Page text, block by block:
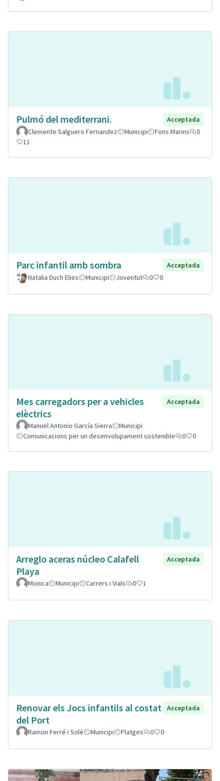
Pulmó del mediterrani.
Acceptada
Clemente Salguero Fernandez
Municipi Fons Marins
0
11
Parc infantil amb sombra
Acceptada
Natalia Duch Elies
Municipi Joventut 0 0
Mes carregadors per a vehicles
elèctrics
Acceptada
Manuel Antonio García Sierra
Municipi
Comunicacions per un desenvolupament sostenible
0 0
Arreglo aceras núcleo Calafell
Playa
Acceptada
Monica Municipi Carrers i Vials 0 1
Renovar els Jocs infantils al costat
del Port
Acceptada
Ramon Ferré i Solé Municipi Platges 0 0